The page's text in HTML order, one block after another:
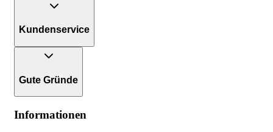
Kundenservice
Gute Gründe
Informationen